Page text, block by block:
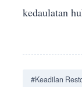
kedaulatan
#Keadilan